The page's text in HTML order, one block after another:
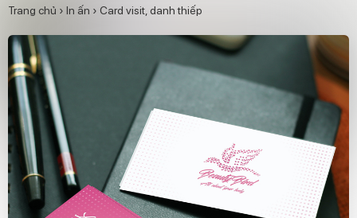
Trang chủ › In ấn › Card visit, danh thiếp